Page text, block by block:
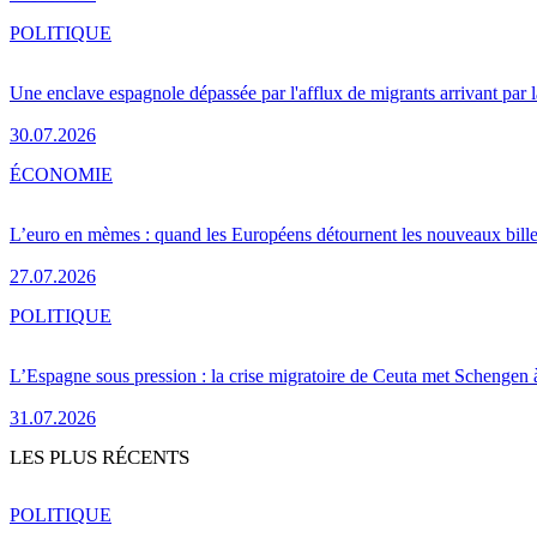
Une enclave espagnole dépassée par l'afflux de migrants arrivant par
30.07.2026
POLITIQUE
L’euro en mèmes : quand les Européens détournent les nouveaux
27.07.2026
ÉCONOMIE
L’Espagne sous pression : la crise migratoire de Ceuta met Schengen
31.07.2026
POLITIQUE
LES PLUS RÉCENTS
POLITIQUE